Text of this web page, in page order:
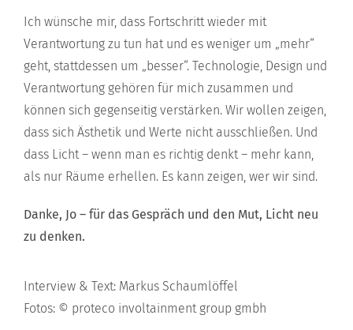
Ich wünsche mir, dass Fortschritt wieder mit
Verantwortung zu tun hat und es weniger um „mehr“
geht, stattdessen um „besser“. Technologie, Design und
Verantwortung gehören für mich zusammen und
können sich gegenseitig verstärken. Wir wollen zeigen,
dass sich Ästhetik und Werte nicht ausschließen. Und
dass Licht – wenn man es richtig denkt – mehr kann,
als nur Räume erhellen. Es kann zeigen, wer wir sind.
Danke, Jo – für das Gespräch und den Mut, Licht neu
zu denken.
Interview & Text: Markus Schaumlöffel
Fotos: © proteco involtainment group gmbh